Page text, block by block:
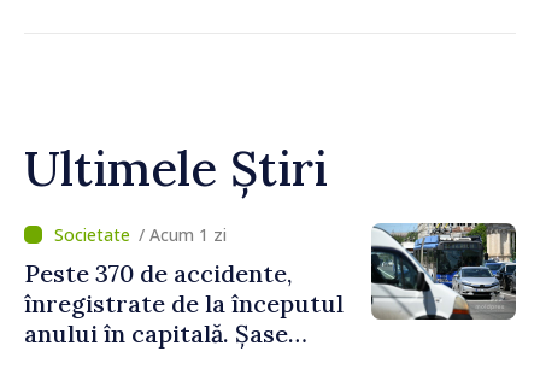
Ultimele Știri
/ Acum 1 zi
Peste 370 de accidente,
înregistrate de la începutul
anului în capitală. Șase